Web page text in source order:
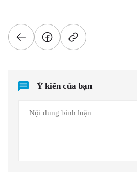
Ý kiến của bạn